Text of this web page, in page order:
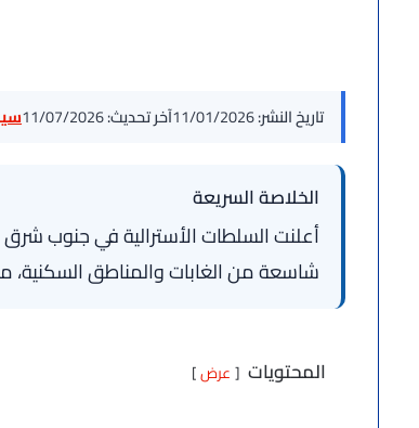
تاريخ النشر:11/01/2026آخر تحديث:11/07/2026
الخلاصة السريعة
أعلنت السلطات الأسترالية في جنوب شرق
شاسعة من الغابات والمناطق السكنية،
المحتويات عرض